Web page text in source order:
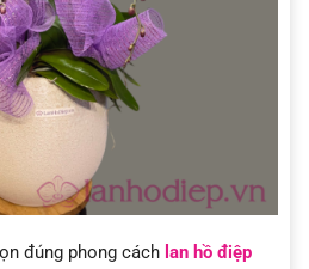
đúng phong cách lan hồ điệp